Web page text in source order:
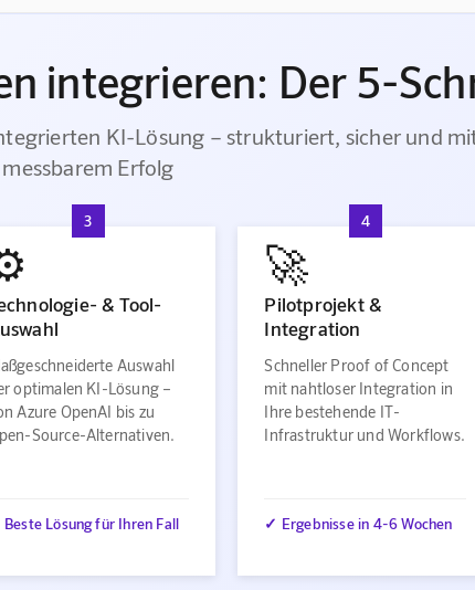
integrieren: Der 5-
KI-Lösung – strukturiert, sicher und
messbarem Erfolg
3
& Tool-
Auswahl
optimalen KI-Lösung –
Azure OpenAI bis zu
Source-Alternativen.
Lösung für Ihren Fall
4
🚀
Pilotprojekt &
Integration
Schneller Proof of Concept
mit nahtloser Integration in
Ihre bestehende IT-
Infrastruktur und Workflows.
✓ Ergebnisse in 4-6 Wochen